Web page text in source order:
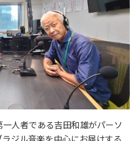
人者である吉田和雄がパーソ
ジル音楽を中心にお届けする